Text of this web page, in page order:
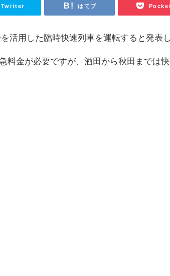
Twitter はてブ
活用した臨時快速列車を運転すると発表し
料金が必要ですが、酒田から秋田までは